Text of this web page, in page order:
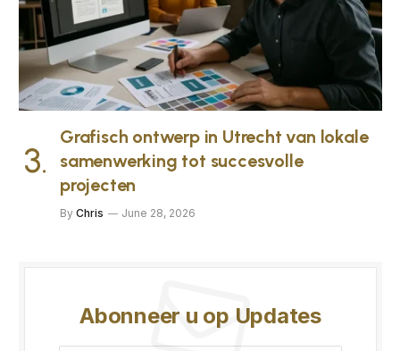
Grafisch ontwerp in Utrecht van lokale
samenwerking tot succesvolle
projecten
By Chris June 28, 2026
Abonneer u op Updates